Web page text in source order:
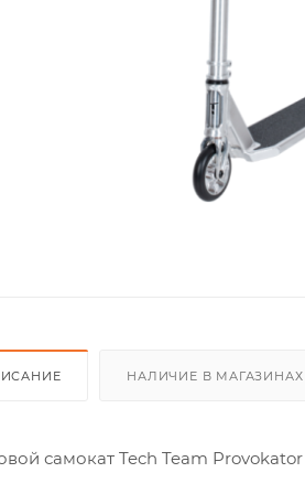
НАЛИЧИЕ В МАГАЗИНАХ
самокат Tech Team